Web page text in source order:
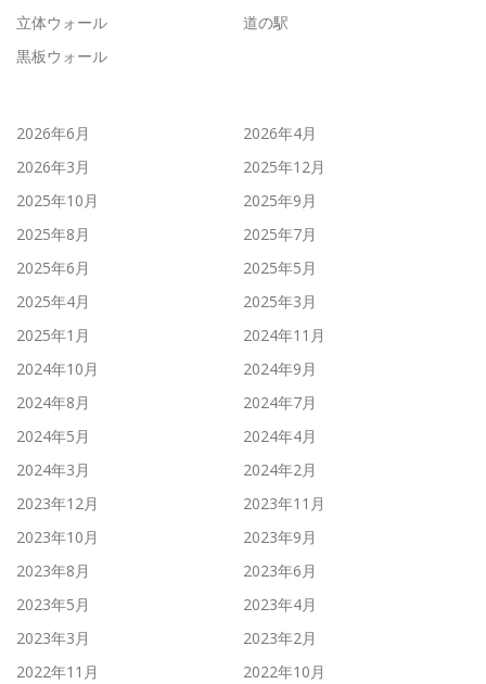
立体ウォール
道の駅
黒板ウォール
2026年6月
2026年4月
2026年3月
2025年12月
2025年10月
2025年9月
2025年8月
2025年7月
2025年6月
2025年5月
2025年4月
2025年3月
2025年1月
2024年11月
2024年10月
2024年9月
2024年8月
2024年7月
2024年5月
2024年4月
2024年3月
2024年2月
2023年12月
2023年11月
2023年10月
2023年9月
2023年8月
2023年6月
2023年5月
2023年4月
2023年3月
2023年2月
2022年11月
2022年10月